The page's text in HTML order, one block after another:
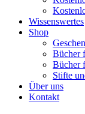
Wissenswertes
Shop
Bücher
Bücher
Stifte
Über uns
Kontakt